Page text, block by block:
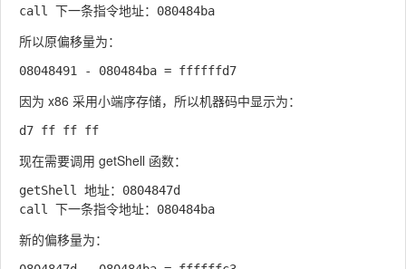
所以原偏移量为：
因为 x86 采用小端序存储，所以机器码中显示为：
现在需要调用 getShell 函数：
getShell 地址：0804847d
新的偏移量为：